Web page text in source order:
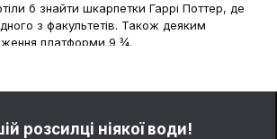
б знайти шкарпетки Гаррі Поттер, де
з факультетів. Також деяким
платформи 9 ¾.
розсилці ніякої води!